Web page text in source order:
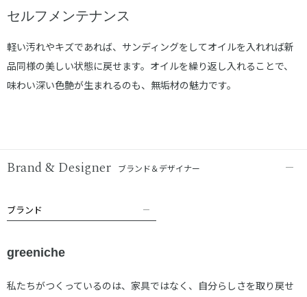
セルフメンテナンス
軽い汚れやキズであれば、サンディングをしてオイルを入れれば新
品同様の美しい状態に戻せます。オイルを繰り返し入れることで、
味わい深い色艶が生まれるのも、無垢材の魅力です。
Brand & Designer ブランド＆デザイナー
ブランド
greeniche
私たちがつくっているのは、家具ではなく、自分らしさを取り戻せ